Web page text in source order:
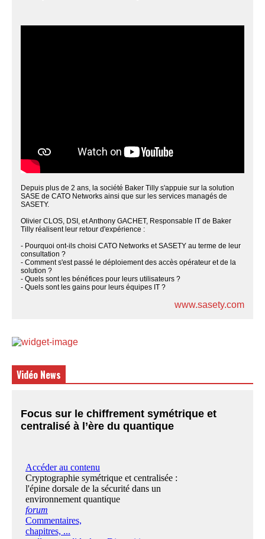
Depuis plus de 2 ans, la société Baker Tilly s'appuie sur la solution
SASE de CATO Networks ainsi que sur les services managés de
SASETY.
Olivier CLOS, DSI, et Anthony GACHET, Responsable IT de Baker
Tilly réalisent leur retour d'expérience :
- Pourquoi ont-ils choisi CATO Networks et SASETY au terme de leur
consultation ?
- Comment s'est passé le déploiement des accès opérateur et de la
solution ?
- Quels sont les bénéfices pour leurs utilisateurs ?
- Quels sont les gains pour leurs équipes IT ?
www.sasety.com
Vidéo News
Focus sur le chiffrement symétrique et
centralisé à l’ère du quantique